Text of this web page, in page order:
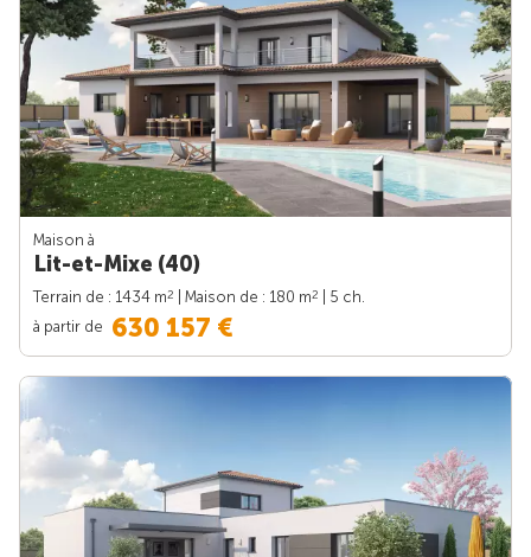
Maison à
Lit-et-Mixe (40)
Terrain de : 1434 m2 | Maison de : 180 m2
| 5 ch.
à partir de 630 157 €